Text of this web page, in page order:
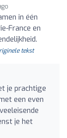
in één
France en
tekst
je prachtige
een even
je het